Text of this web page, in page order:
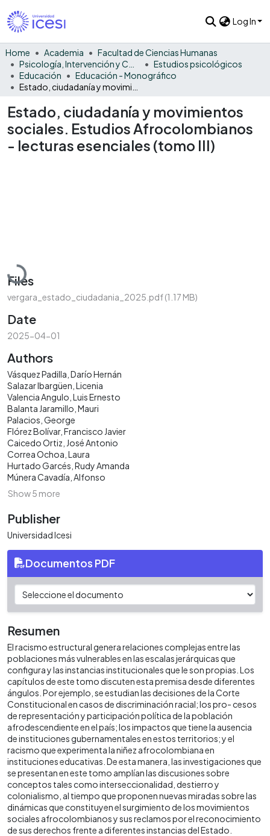
Log In
Home Academia
Facultad de Ciencias Humanas
Estudios psicológicos
Educación
Educación - Monográfico
Estado, ciudadanía y movimientos
sociales. Estudios Afrocolombianos
- lecturas esenciales (tomo III)
Loading...
Files
vergara_estado_ciudadania_2025.pdf(1.17 MB)
Date
2025-04-01
Authors
Vásquez Padilla, Darío Hernán
Salazar Ibargüen, Licenia
Valencia Angulo, Luis Ernesto
Balanta Jaramillo, Mauri
Palacios, George
Flórez Bolívar, Francisco Javier
Caicedo Ortiz, José Antonio
Correa Ochoa, Laura
Hurtado Garcés, Rudy Amanda
Múnera Cavadía, Alfonso
Show 5 more
Publisher
Universidad Icesi
Documentos PDF
Resumen
El racismo estructural genera relaciones complejas entre las
poblaciones más vulnerables en las escalas jerárquicas que
configura y las instancias institucionales que le son propias. Los
capítulos de este tomo discuten esta premisa desde diferentes
ángulos. Por ejemplo, se estudian las decisiones de la Corte
Constitucional en casos de discriminación racial; los pro- cesos
de representación y participación política de la población
afrodescendiente en el país; los impactos que tiene la ausencia
de instituciones gubernamentales en estos territorios; y el
racismo que experimenta la niñez afrocolombiana en
instituciones educativas. De esta manera, las investigaciones que
se presentan en este tomo amplían las discusiones sobre
conceptos tales como interseccionalidad, destierro y
colonialismo, al tiempo que proponen nuevas miradas sobre las
dinámicas que constituyen el surgimiento de los movimientos
sociales afrocolombianos y sus reclamos por el reconocimiento
de sus derechos frente a diferentes instancias del Estado.